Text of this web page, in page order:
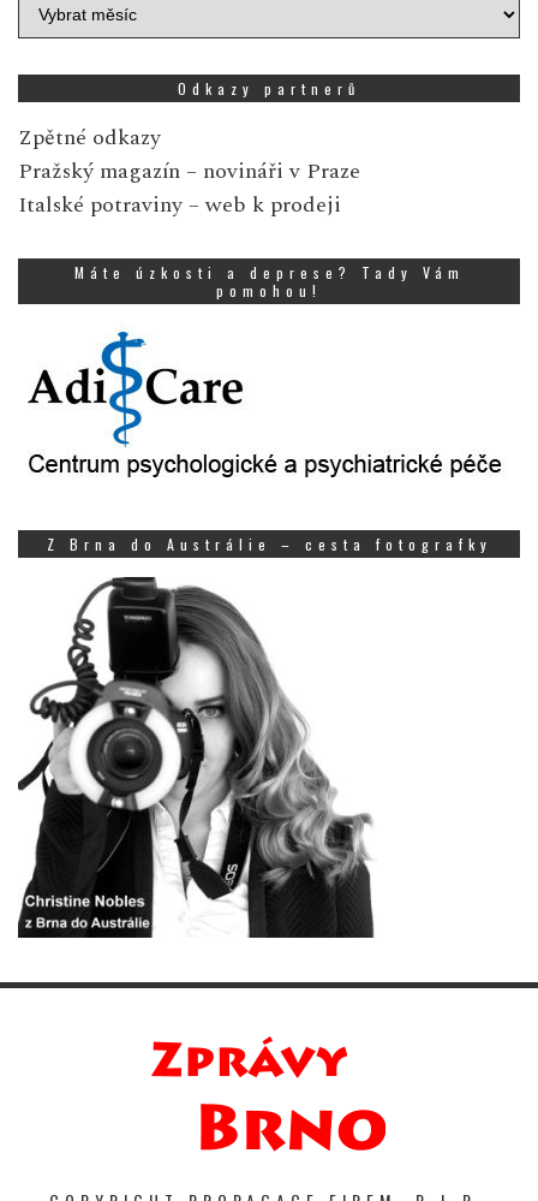
zpráv
Odkazy partnerů
Zpětné odkazy
Pražský magazín – novináři v Praze
Italské potraviny – web k prodeji
Máte úzkosti a deprese? Tady Vám
pomohou!
Z Brna do Austrálie – cesta fotografky